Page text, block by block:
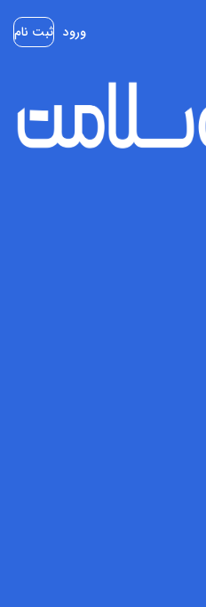
ورود ثبت نام